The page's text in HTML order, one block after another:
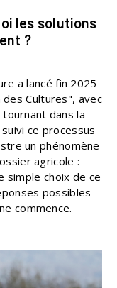
les solutions
?
a lancé fin 2025
Cultures", avec
dans la
ce processus
un phénomène
agricole :
simple choix de ce
possibles
commence.